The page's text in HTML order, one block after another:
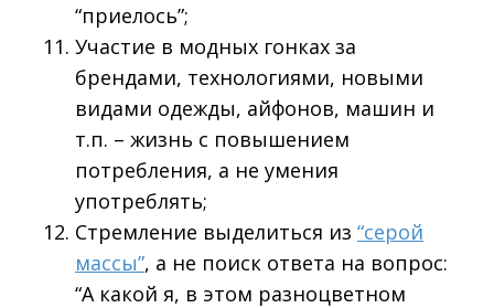
“приелось”;
Участие в модных гонках за
брендами, технологиями, новыми
видами одежды, айфонов, машин и
т.п. – жизнь с повышением
потребления, а не умения
употреблять;
Стремление выделиться из “серой
массы”, а не поиск ответа на вопрос:
“А какой я, в этом разноцветном